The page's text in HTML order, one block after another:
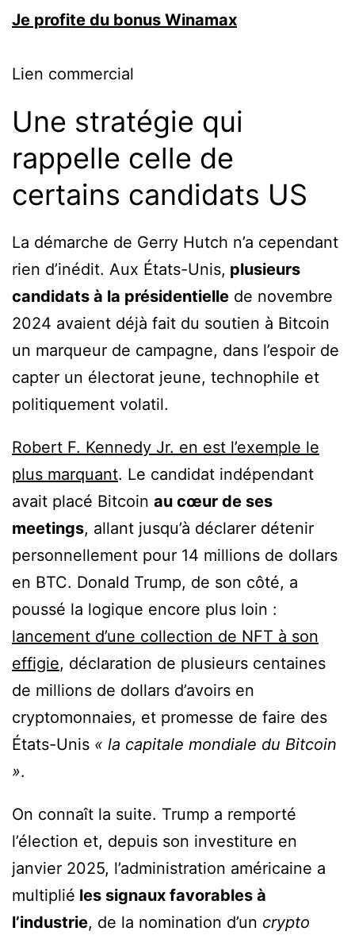
Je profite du bonus Winamax
Lien commercial
Une stratégie qui
rappelle celle de
certains candidats US
La démarche de Gerry Hutch n’a cependant
rien d’inédit. Aux États-Unis, plusieurs
candidats à la présidentielle de novembre
2024 avaient déjà fait du soutien à Bitcoin
un marqueur de campagne, dans l’espoir de
capter un électorat jeune, technophile et
politiquement volatil.
Robert F. Kennedy Jr. en est l’exemple le
plus marquant. Le candidat indépendant
avait placé Bitcoin au cœur de ses
meetings, allant jusqu’à déclarer détenir
personnellement pour 14 millions de dollars
en BTC. Donald Trump, de son côté, a
poussé la logique encore plus loin :
lancement d’une collection de NFT à son
effigie, déclaration de plusieurs centaines
de millions de dollars d’avoirs en
cryptomonnaies, et promesse de faire des
États-Unis « la capitale mondiale du Bitcoin
».
On connaît la suite. Trump a remporté
l’élection et, depuis son investiture en
janvier 2025, l’administration américaine a
multiplié les signaux favorables à
l’industrie, de la nomination d’un crypto